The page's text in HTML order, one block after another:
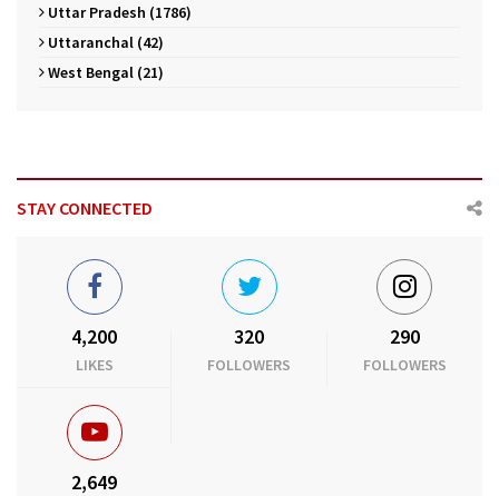
Uttar Pradesh (1786)
Uttaranchal (42)
West Bengal (21)
STAY CONNECTED
4,200
LIKES
320
FOLLOWERS
290
FOLLOWERS
2,649